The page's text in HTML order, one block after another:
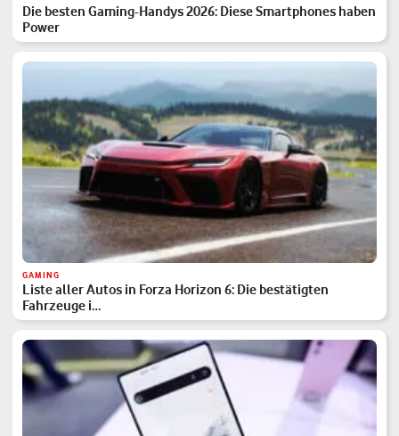
Die besten Gaming-Handys 2026: Diese Smartphones haben
Power
GAMING
Liste aller Autos in Forza Horizon 6: Die bestätigten
Fahrzeuge i…